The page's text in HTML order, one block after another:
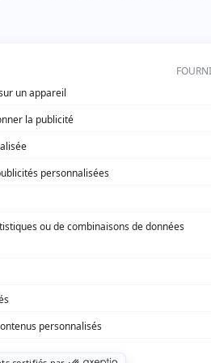
)
Desruisseaux)
qu’on surnomme parfois «l’encyclopédie de
On peut l’entendre régulièrement